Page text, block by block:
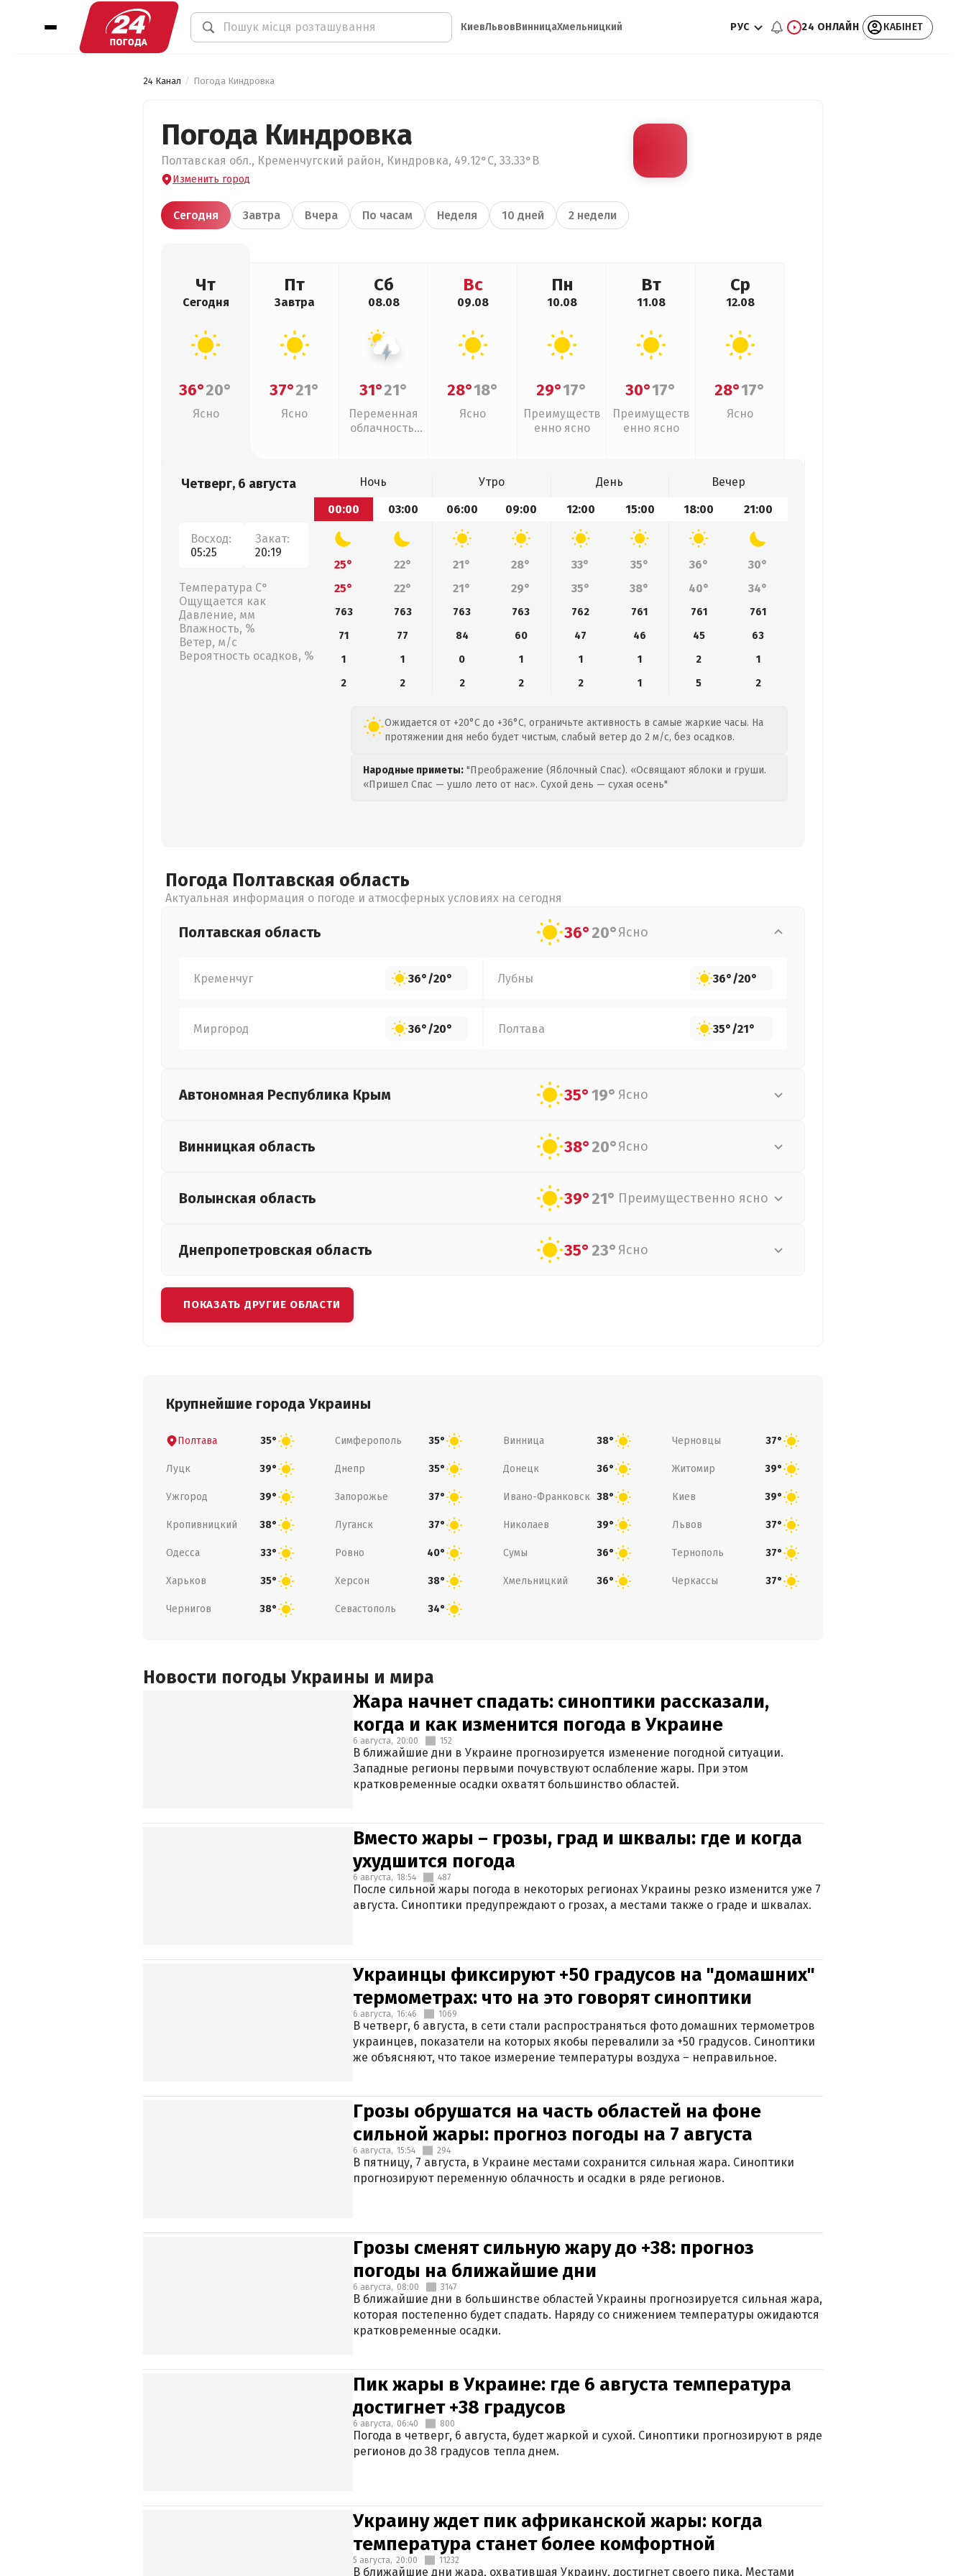
КиевЛьвовВинницаХмельницкий РУС 24 ОНЛАЙН КАБІНЕТ
24 Канал Погода Киндровка
Погода Киндровка
Полтавская обл., Кременчугский район, Киндровка, 49.12°С, 33.33°В
Изменить город
Сегодня Завтра Вчера По часам Неделя 10 дней 2 недели
Чт
Сегодня
36°20°
Ясно
Пт
Завтра
37°21°
Ясно
Сб
08.08
31°21°
Переменная
облачность,
Вс
09.08
28°18°
Ясно
Пн
10.08
29°17°
Преимуществ
енно ясно
Вт
11.08
30°17°
Преимуществ
енно ясно
Ср
12.08
28°17°
Ясно
Четверг, 6 августа
Восход:
05:25
Закат:
20:19
Температура С°
Ощущается как
Давление, мм
Влажность, %
Ветер, м/с
Вероятность осадков, %
Ночь Утро День
Вечер
00:00
03:00 06:00 09:00 12:00 15:00 18:00 21:00
25° 22° 21° 28° 33° 35° 36°
30°
25°
22° 21° 29° 35° 38° 40° 34°
763 763 763 763 762 761 761
761
71
77 84 60 47 46 45
63
1
1 0 1 1 1 2
1
2
2 2 2 2 1 5 2
Ожидается от +20°C до +36°C, ограничьте активность в самые жаркие часы. На
протяжении дня небо будет чистым, слабый ветер до 2 м/с, без осадков.
Народные приметы: "Преображение (Яблочный Спас). «Освящают яблоки и груши.
«Пришел Спас — ушло лето от нас». Сухой день — сухая осень"
Погода Полтавская область
Актуальная информация о погоде и атмосферных условиях на сегодня
Полтавская область 36°20°Ясно
Кременчуг 36°/20° Лубны 36°/20°
Миргород 36°/20° Полтава 35°/21°
Автономная Республика Крым 35°19° Ясно
Винницкая область 38°20°Ясно
Волынская область 39°21° Преимущественно ясно
Днепропетровская область 35°23° Ясно
ПОКАЗАТЬ ДРУГИЕ ОБЛАСТИ
Крупнейшие города Украины
Полтава 35° Симферополь 35° Винница 38° Черновцы 37°
Луцк 39° Днепр 35° Донецк 36° Житомир 39°
Ужгород 39° Запорожье 37° Ивано-Франковск 38° Киев 39°
Кропивницкий 38° Луганск 37° Николаев 39° Львов 37°
Одесса 33° Ровно 40° Сумы 36° Тернополь 37°
Харьков 35° Херсон 38° Хмельницкий 36° Черкассы 37°
Чернигов 38° Севастополь 34°
Новости погоды Украины и мира
Жара начнет спадать: синоптики рассказали,
когда и как изменится погода в Украине
6 августа, 20:00 152
В ближайшие дни в Украине прогнозируется изменение погодной ситуации.
Западные регионы первыми почувствуют ослабление жары. При этом
кратковременные осадки охватят большинство областей.
Вместо жары – грозы, град и шквалы: где и когда
ухудшится погода
6 августа, 18:54 487
После сильной жары погода в некоторых регионах Украины резко изменится уже 7
августа. Синоптики предупреждают о грозах, а местами также о граде и шквалах.
Украинцы фиксируют +50 градусов на "домашних"
термометрах: что на это говорят синоптики
6 августа, 16:46 1069
В четверг, 6 августа, в сети стали распространяться фото домашних термометров
украинцев, показатели на которых якобы перевалили за +50 градусов. Синоптики
же объясняют, что такое измерение температуры воздуха – неправильное.
Грозы обрушатся на часть областей на фоне
сильной жары: прогноз погоды на 7 августа
6 августа, 15:54 294
В пятницу, 7 августа, в Украине местами сохранится сильная жара. Синоптики
прогнозируют переменную облачность и осадки в ряде регионов.
Грозы сменят сильную жару до +38: прогноз
погоды на ближайшие дни
6 августа, 08:00 3147
В ближайшие дни в большинстве областей Украины прогнозируется сильная жара,
которая постепенно будет спадать. Наряду со снижением температуры ожидаются
кратковременные осадки.
Пик жары в Украине: где 6 августа температура
достигнет +38 градусов
6 августа, 06:40 800
Погода в четверг, 6 августа, будет жаркой и сухой. Синоптики прогнозируют в ряде
регионов до 38 градусов тепла днем.
Украину ждет пик африканской жары: когда
температура станет более комфортной
5 августа, 20:00 11232
В ближайшие дни жара, охватившая Украину, достигнет своего пика. Местами